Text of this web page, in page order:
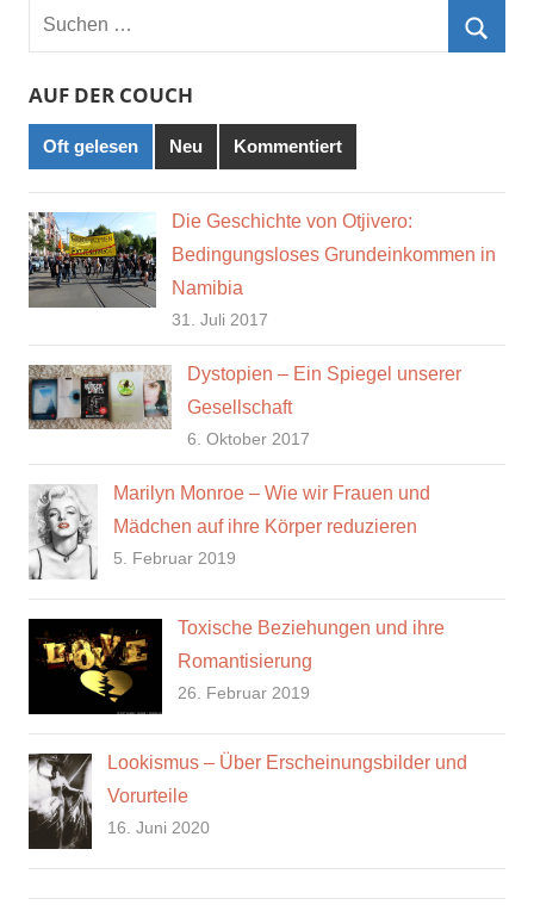
Suchen
AUF DER COUCH
Oft gelesen Neu Kommentiert
Die Geschichte von Otjivero:
Bedingungsloses Grundeinkommen in
Namibia
31. Juli 2017
Dystopien – Ein Spiegel unserer
Gesellschaft
6. Oktober 2017
Marilyn Monroe – Wie wir Frauen und
Mädchen auf ihre Körper reduzieren
5. Februar 2019
Toxische Beziehungen und ihre
Romantisierung
26. Februar 2019
Lookismus – Über Erscheinungsbilder und
Vorurteile
16. Juni 2020